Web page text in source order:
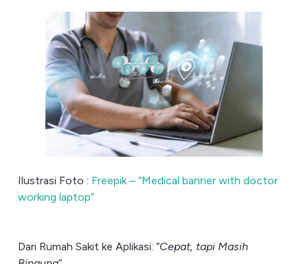
Ilustrasi Foto : Freepik – “Medical banner with doctor
working laptop”
Dari Rumah Sakit ke Aplikasi: “Cepat, tapi Masih